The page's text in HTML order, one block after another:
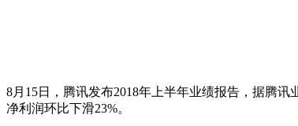
8月15日，腾讯发布2018年上半年业绩报告，据腾讯
净利润环比下滑23%。